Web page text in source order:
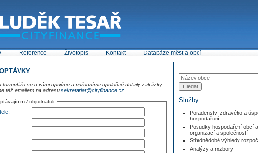
Reference Životopis Kontakt Databáze měst a obcí
formuláře se s vámi spojíme a upřesníme společně detaily zakázky.
též emailem na adresu sekretariat@cityfinance.cz.
/ objednateli
Služby
Poradenství zdravého a
hospodaření
Posudky hospodaření obcí
organizací a společností
Střednědobé výhledy
Analýzy a rozbory